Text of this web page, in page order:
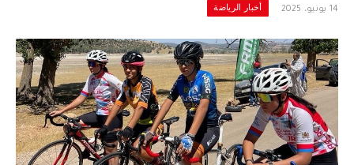
14 يونيو، 2025 أخبار الرياضة